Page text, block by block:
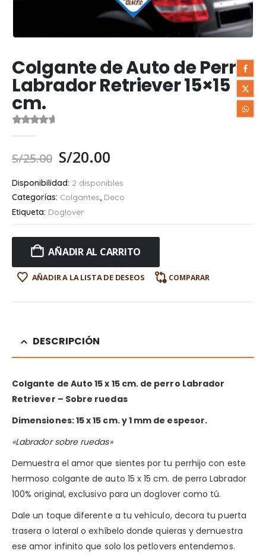
Colgante de Auto de Perro
Labrador Retriever 15×15
cm.
S/25.00 S/20.00
Disponibilidad: 2 disponibles
Categorías: Colgantes, Deco
Etiqueta: Doglover
AÑADIR AL CARRITO
AÑADIR A LA LISTA DE DESEOS COMPARAR
DESCRIPCIÓN
Colgante de Auto 15 x 15 cm. de perro Labrador
Retriever – Sobre ruedas
Dimensiones: 15 x 15 cm. y 1 mm de espesor.
«Labrador sobre ruedas»
Demuestra el amor que sientes por tu perrhijo con este
hermoso colgante de auto 15 x 15 cm. de perro Labrador
100% original, exclusivo para un doglover como tú.
Dale un toque diferente a tu vehículo, decora tu puerta
trasera o lateral o exhíbelo donde quieras y demuestra
ese amor infinito que solo los petlovers entendemos.